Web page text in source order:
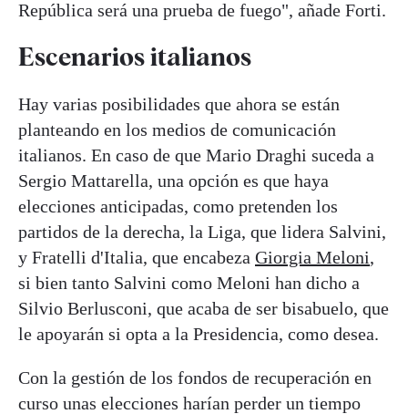
República será una prueba de fuego", añade Forti.
Escenarios italianos
Hay varias posibilidades que ahora se están
planteando en los medios de comunicación
italianos. En caso de que Mario Draghi suceda a
Sergio Mattarella, una opción es que haya
elecciones anticipadas, como pretenden los
partidos de la derecha, la Liga, que lidera Salvini,
y Fratelli d'Italia, que encabeza Giorgia Meloni,
si bien tanto Salvini como Meloni han dicho a
Silvio Berlusconi, que acaba de ser bisabuelo, que
le apoyarán si opta a la Presidencia, como desea.
Con la gestión de los fondos de recuperación en
curso unas elecciones harían perder un tiempo